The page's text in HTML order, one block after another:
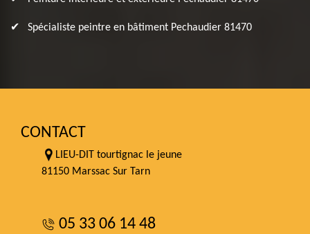
Spécialiste peintre en bâtiment Pechaudier 81470
CONTACT
LIEU-DIT tourtignac le jeune
81150 Marssac Sur Tarn
05 33 06 14 48